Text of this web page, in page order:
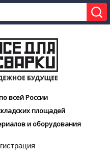
всей России
площадей
и оборудования